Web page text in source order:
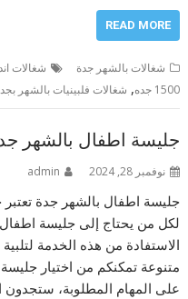
READ MORE
شغالات بالشهر جدة شغالات
1500 جده
, شغالات فلبينيات بالشهر
جليسة اطفال بالشهر جدة
نوفمبر 28, 2024 admin
جليسة اطفال بالشهر جدة تعتبر
لكل من يحتاج إلى جليسة اطفال
الاستفادة من هذه الخدمة
متنوعة تمكنكم من اختيار
على المهام المطلوبة، ستجدون